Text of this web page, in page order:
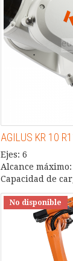
AGILUS KR 10
Ejes: 6
Alcance máximo:
Capacidad de
No disponible